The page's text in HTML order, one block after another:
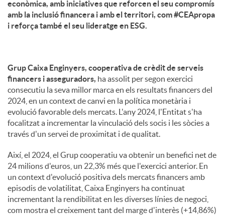
econòmica, amb iniciatives que reforcen el seu compromís
amb la inclusió financera i amb el territori, com #CEApropa
i reforça també el seu lideratge en ESG.
Grup Caixa Enginyers, cooperativa de crèdit de serveis
financers i asseguradors, ha assolit per segon exercici
consecutiu la seva millor marca en els resultats financers del
2024, en un context de canvi en la política monetària i
evolució favorable dels mercats. L'any 2024, l'Entitat s'ha
focalitzat a incrementar la vinculació dels socis i les sòcies a
través d'un servei de proximitat i de qualitat.
Així, el 2024, el Grup cooperatiu va obtenir un benefici net de
24 milions d'euros, un 22,3% més que l'exercici anterior. En
un context d'evolució positiva dels mercats financers amb
episodis de volatilitat, Caixa Enginyers ha continuat
incrementant la rendibilitat en les diverses línies de negoci,
com mostra el creixement tant del marge d'interès (+14,86%)